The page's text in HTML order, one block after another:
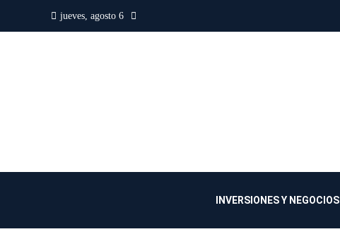
jueves, agosto 6
INVERSIONES Y NEGOCIOS